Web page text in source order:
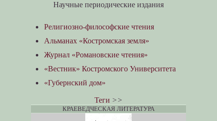
Научные периодические издания
Религиозно-философские чтения
Альманах «Костромская земля»
Журнал «Романовские чтения»
«Вестник» Костромского Университета
«Губернский дом»
Теги >>
КРАЕВЕДЧЕСКАЯ ЛИТЕРАТУРА